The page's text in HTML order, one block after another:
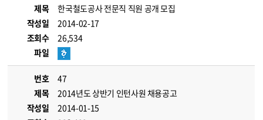
제목
한국철도공사 전문직 직원 공개 모집
작성일
2014-02-17
조회수
26,534
파일
번호
47
제목
2014년도 상반기 인턴사원 채용공고
작성일
2014-01-15